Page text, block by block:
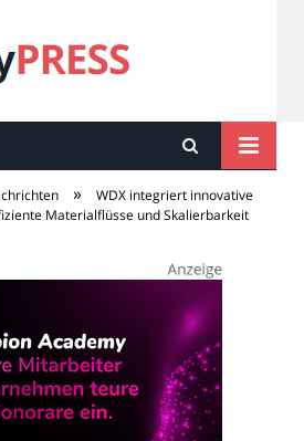
PRESS
»
WDX integriert innovative
Materialflüsse und Skalierbarkeit